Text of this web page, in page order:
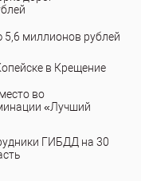
миллионов рублей
в Крещение
во
«Лучший
ГИБДД на 30